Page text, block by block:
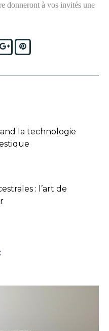
donneront à vos invités une
Google+Pinterest
la technologie
: l’art de